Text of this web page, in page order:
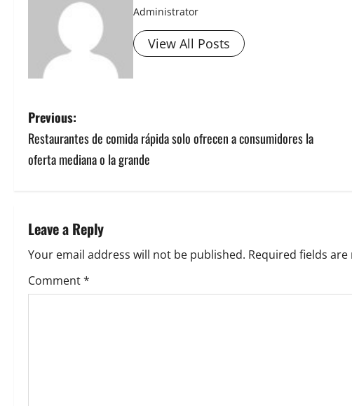
Administrator
View All Posts
P
o
n
a
v
Previous:
Restaurantes de comida rápida solo ofrecen a consumidores la
oferta mediana o la grande
Leave a Reply
Your email address will not be published. Required fields are
Comment*